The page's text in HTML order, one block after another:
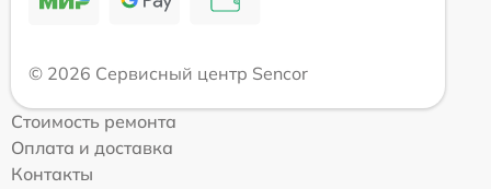
© 2026 Сервисный центр Sencor
Стоимость ремонта
Оплата и доставка
Контакты